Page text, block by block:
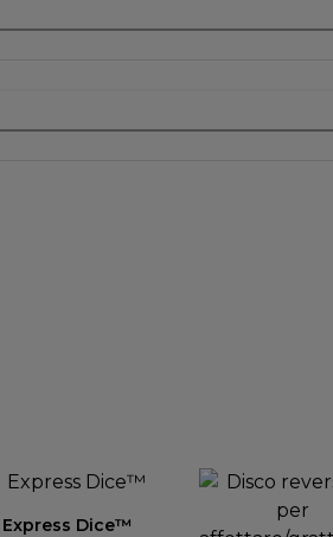
Express Dice™